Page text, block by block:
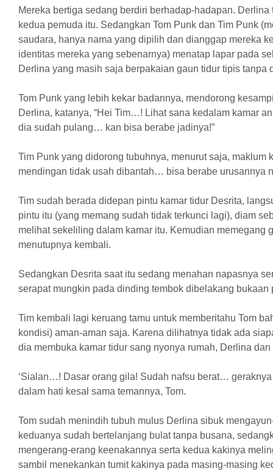
Mereka bertiga sedang berdiri berhadap-hadapan.
kedua pemuda itu. Sedangkan Tom Punk dan Tim Punk
saudara, hanya nama yang dipilih dan dianggap mereka
identitas mereka yang sebenarnya) menatap lapar pada
Derlina yang masih saja berpakaian gaun tidur tipis tanpa
Tom Punk yang lebih kekar badannya, mendorong
Derlina, katanya, “Hei Tim…! Lihat sana kedalam kamar
dia sudah pulang… kan bisa berabe jadinya!”
Tim Punk yang didorong tubuhnya, menurut saja, maklum
mendingan tidak usah dibantah… bisa berabe urusannya
Tim sudah berada didepan pintu kamar tidur Desrita,
pintu itu (yang memang sudah tidak terkunci lagi), diam
melihat sekeliling dalam kamar itu. Kemudian memegang
menutupnya kembali.
Sedangkan Desrita saat itu sedang menahan napasnya
serapat mungkin pada dinding tembok dibelakang bukaan
Tim kembali lagi keruang tamu untuk memberitahu Tom
kondisi) aman-aman saja. Karena dilihatnya tidak ada
dia membuka kamar tidur sang nyonya rumah, Derlina
‘Sialan…! Dasar orang gila! Sudah nafsu berat…
dalam hati kesal sama temannya, Tom.
Tom sudah menindih tubuh mulus Derlina sibuk
keduanya sudah bertelanjang bulat tanpa busana,
mengerang-erang keenakannya serta kedua kakinya
sambil menekankan tumit kakinya pada masing-masing